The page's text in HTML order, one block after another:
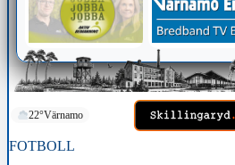
22°Värnamo
FOTBOLL